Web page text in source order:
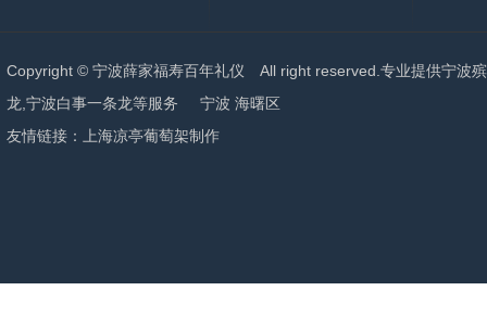
Copyright © 宁波薛家福寿百年礼仪 All right reserved.专业提供宁波
龙,宁波白事一条龙等服务 宁波 海曙区
友情链接：
上海凉亭葡萄架制作